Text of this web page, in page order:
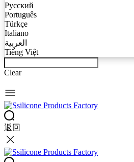
Русский
Português
Türkçe
Italiano
العربية
Tiếng Việt
Clear
返回